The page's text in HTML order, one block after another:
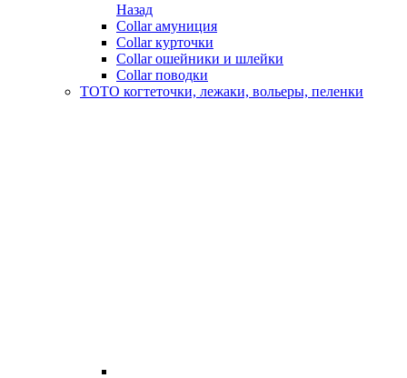
Назад
Collar амуниция
Collar курточки
Collar ошейники и шлейки
Collar поводки
ТОТО когтеточки, лежаки, вольеры, пеленки